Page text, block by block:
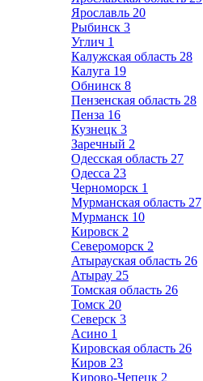
Ярославль 20
Рыбинск 3
Углич 1
Калужская область 28
Калуга 19
Обнинск 8
Пензенская область 28
Пенза 16
Кузнецк 3
Заречный 2
Одесская область 27
Одесса 23
Черноморск 1
Мурманская область 27
Мурманск 10
Кировск 2
Североморск 2
Атырауская область 26
Атырау 25
Томская область 26
Томск 20
Северск 3
Асино 1
Кировская область 26
Киров 23
Кирово-Чепецк 2